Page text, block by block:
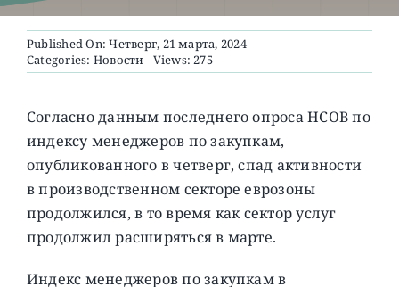
О ПРОЕКТЕ
Published On: Четверг, 21 марта, 2024
Categories: Новости Views: 275
Согласно данным последнего опроса HCOB по
индексу менеджеров по закупкам,
опубликованного в четверг, спад активности
в производственном секторе еврозоны
продолжился, в то время как сектор услуг
продолжил расширяться в марте.
Индекс менеджеров по закупкам в